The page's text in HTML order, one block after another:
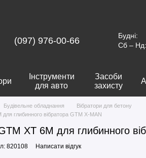
(097) 976-00-66 Будні:
Сб – Нд:
Інструменти
для авто
Засоби
захисту
Будівельне обладнання
Вібратори для бетону
глибинного вібратора GTM X-MAN
XT 6M для глибинного
820108 Написати відгук